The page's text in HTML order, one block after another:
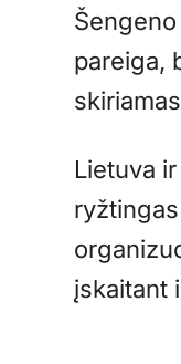
pareiga,
Lietuva
įskaitant